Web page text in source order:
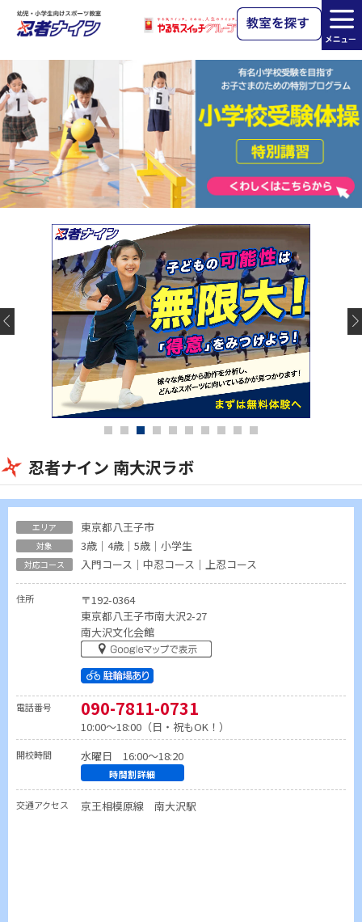
忍者ナイン 南大沢ラボ
東京都八王子市
3歳｜4歳｜5歳｜小学生
入門コース｜中忍コース｜上忍コース
住所
〒192-0364
東京都八王子市南大沢2-27
南大沢文化会館
電話番号 090-7811-0731
10:00～18:00（日・祝もOK！）
開校時間 水曜日 16:00～18:20
時間割詳細
交通アクセス 京王相模原線 南大沢駅